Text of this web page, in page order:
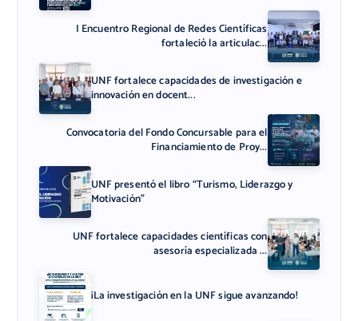
I Encuentro Regional de Redes Científicas
fortaleció la articulac...
UNF fortalece capacidades de investigación e
innovación en docent...
Convocatoria del Fondo Concursable para el
Financiamiento de Proy...
UNF presentó el libro “Turismo, Liderazgo y
Motivación”
UNF fortalece capacidades científicas con
asesoría especializada ...
¡La investigación en la UNF sigue avanzando!